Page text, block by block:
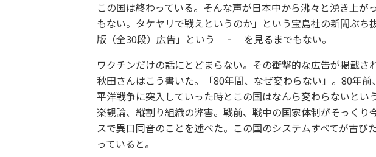
この国は終わっている。そんな声が日本中から沸々と湧き上が
もない。タケヤリで戦えというのか」という宝島社の新聞
版（全30段）広告」という ‐ を見るまでもない。
ワクチンだけの話にとどまらない。その衝撃的な広告が掲載さ
秋田さんはこう書いた。「80年間、なぜ変わらない」。80年
平洋戦争に突入していった時とこの国はなんら変わらないとい
楽観論、縦割り組織の弊害。戦前、戦中の国家体制がそっくり
スで異口同音のことを述べた。この国のシステムすべてが古び
っていると。